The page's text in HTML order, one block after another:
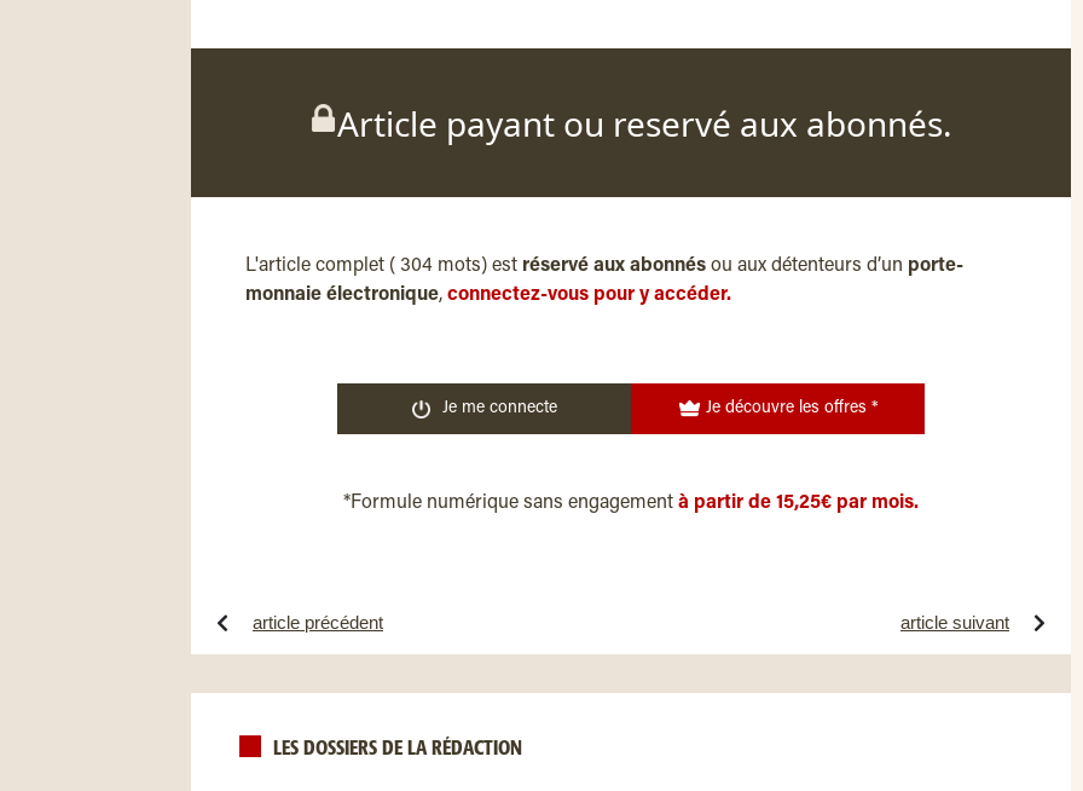
Article payant ou reservé aux abonnés.
L'article complet ( 304 mots) est réservé aux abonnés ou aux détenteurs d’un porte-
monnaie électronique, connectez-vous pour y accéder.
Je me connecte Je découvre les offres *
*Formule numérique sans engagement à partir de 15,25€ par mois.
article précédent article suivant
LES DOSSIERS DE LA RÉDACTION